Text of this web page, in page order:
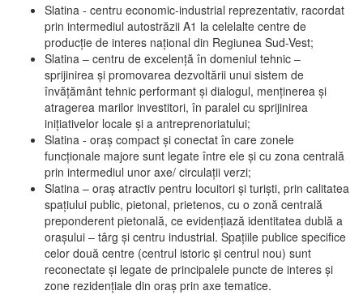
Slatina - centru economic-industrial reprezentativ, racordat
prin intermediul autostrăzii A1 la celelalte centre de
producţie de interes naţional din Regiunea Sud-Vest;
Slatina – centru de excelenţă în domeniul tehnic –
sprijinirea şi promovarea dezvoltării unui sistem de
învăţământ tehnic performant şi dialogul, menţinerea şi
atragerea marilor investitori, în paralel cu sprijinirea
iniţiativelor locale şi a antreprenoriatului;
Slatina - oraş compact şi conectat în care zonele
funcţionale majore sunt legate între ele şi cu zona centrală
prin intermediul unor axe/ circulații verzi;
Slatina – oraş atractiv pentru locuitori şi turişti, prin calitatea
spaţiului public, pietonal, prietenos, cu o zonă centrală
preponderent pietonală, ce evidenţiază identitatea dublă a
oraşului – târg şi centru industrial. Spaţiile publice specifice
celor două centre (centrul istoric şi centrul nou) sunt
reconectate şi legate de principalele puncte de interes şi
zone rezidenţiale din oraş prin axe tematice.